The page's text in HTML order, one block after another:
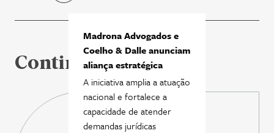
Continue lendo
Madrona Advogados e
Coelho & Dalle anunciam
aliança estratégica
A iniciativa amplia a atuação
nacional e fortalece a
capacidade de atender
demandas jurídicas